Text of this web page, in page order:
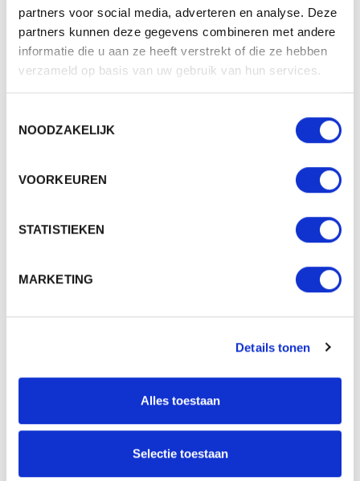
partners voor social media, adverteren en analyse. Deze
partners kunnen deze gegevens combineren met andere
informatie die u aan ze heeft verstrekt of die ze hebben
verzameld op basis van uw gebruik van hun services.
NOODZAKELIJK
VOORKEUREN
STATISTIEKEN
MARKETING
Details tonen
Alles toestaan
Selectie toestaan
2 - 3 werkdagen